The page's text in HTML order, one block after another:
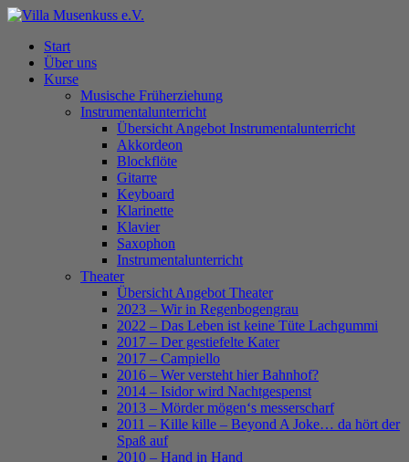
Skip
main
content
Menu
Start
Über uns
Kurse
Musische Früherziehung
Instrumentalunterricht
Übersicht Angebot Instrumentalunterricht
Akkordeon
Blockflöte
Gitarre
Keyboard
Klarinette
Klavier
Saxophon
Instrumentalunterricht
Theater
Übersicht Angebot Theater
2023 – Wir in Regenbogengrau
2022 – Das Leben ist keine Tüte Lachgummi
2017 – Der gestiefelte Kater
2017 – Campiello
2016 – Wer versteht hier Bahnhof?
2014 – Isidor wird Nachtgespenst
2013 – Mörder mögen‘s messerscharf
2011 – Kille kille – Beyond A Joke… da hört der
Spaß auf
2010 – Hand in Hand